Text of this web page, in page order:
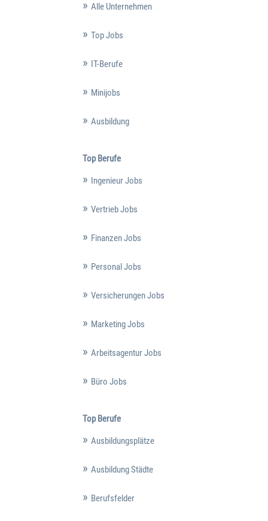
Alle Unternehmen
Top Jobs
IT-Berufe
Minijobs
Ausbildung
Top Berufe
Ingenieur Jobs
Vertrieb Jobs
Finanzen Jobs
Personal Jobs
Versicherungen Jobs
Marketing Jobs
Arbeitsagentur Jobs
Büro Jobs
Top Berufe
Ausbildungsplätze
Ausbildung Städte
Berufsfelder